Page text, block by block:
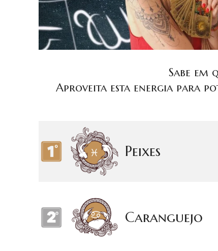
Sabe em
Aproveita esta energia para
Peixes
Caranguejo